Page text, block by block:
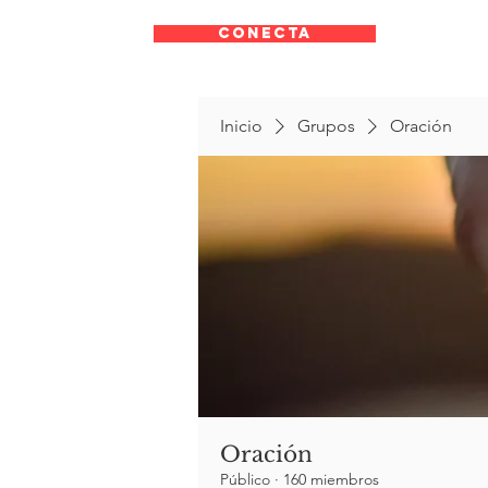
CONECTA
Inicio Grupos Oración
Oración
Público · 160 miembros